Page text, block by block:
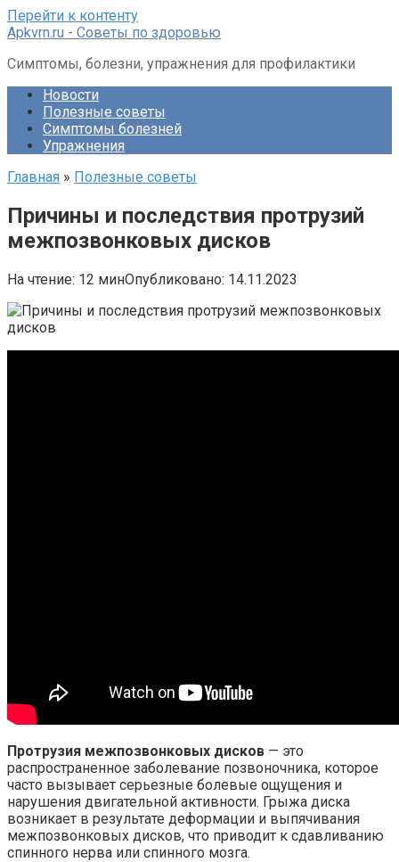
Перейти к контенту
Apkvrn.ru - Советы по здоровью
Симптомы, болезни, упражнения для профилактики
Новости
Полезные советы
Симптомы болезней
Упражнения
Главная » Полезные советы
Причины и последствия протрузий
межпозвонковых дисков
На чтение: 12 минОпубликовано: 14.11.2023
Протрузия межпозвонковых дисков — это
распространенное заболевание позвоночника, которое
часто вызывает серьезные болевые ощущения и
нарушения двигательной активности. Грыжа диска
возникает в результате деформации и выпячивания
межпозвонковых дисков, что приводит к сдавливанию
спинного нерва или спинного мозга.